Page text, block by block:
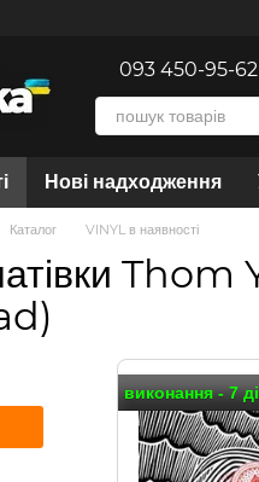
093 450-95-62
Нові надходження
Каталог VINYL в наявності
Thom
виконання - 7